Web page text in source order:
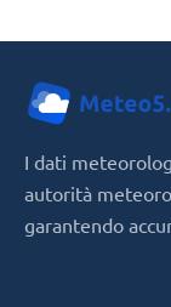
I dati
autorità
garantendo